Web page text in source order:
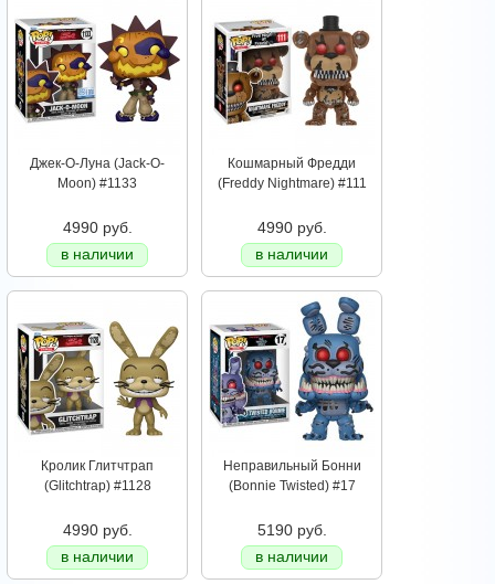
Джек-О-Луна (Jack-O-
Moon) #1133
4990 руб.
в наличии
Кошмарный Фредди
(Freddy Nightmare) #111
4990 руб.
в наличии
Кролик Глитчтрап
(Glitchtrap) #1128
4990 руб.
в наличии
Неправильный Бонни
(Bonnie Twisted) #17
5190 руб.
в наличии